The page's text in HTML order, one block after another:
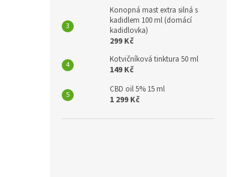
Konopná mast extra silná s
kadidlem 100 ml (domácí
kadidlovka)
299 Kč
Kotvičníková tinktura 50 ml
149 Kč
CBD oil 5% 15 ml
1 299 Kč